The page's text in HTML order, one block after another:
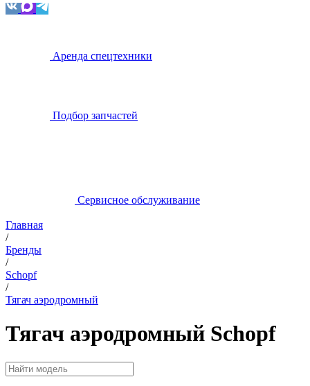
Аренда спецтехники
Подбор запчастей
Сервисное обслуживание
Главная
/
Бренды
/
Schopf
/
Тягач аэродромный
Тягач аэродромный Schopf